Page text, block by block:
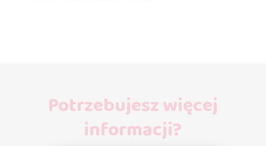
Potrzebujesz więcej
informacji?